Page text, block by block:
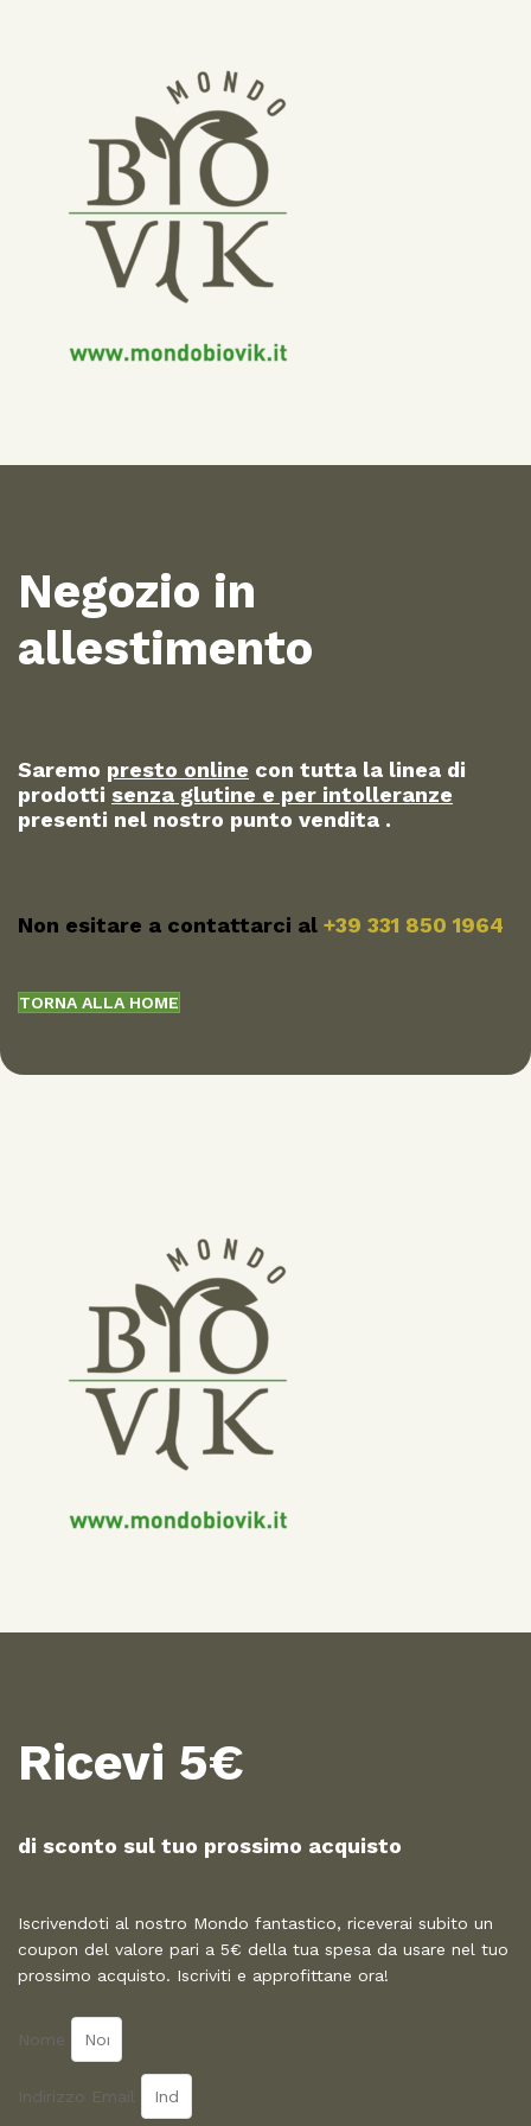
Negozio in
allestimento
Saremo presto online con tutta la linea di
prodotti senza glutine e per intolleranze
presenti nel nostro punto vendita .
Non esitare a contattarci al +39 331 850 1964
TORNA ALLA HOME
Ricevi 5€
di sconto sul tuo prossimo acquisto​
Iscrivendoti al nostro Mondo fantastico, riceverai subito un
coupon del valore pari a 5€ della tua spesa da usare nel tuo
prossimo acquisto. Iscriviti e approfittane ora!
Nome
Indirizzo Email